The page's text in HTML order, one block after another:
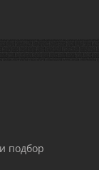
подбор